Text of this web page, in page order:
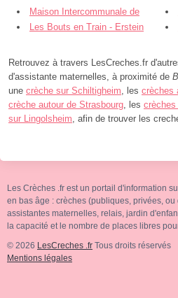
Maison Intercommunale de
l'Enfance - Très Grande Crèche -
Les Bouts en Train - Erstein
Retrouvez à travers LesCreches.fr
d'assistante maternelles, à proximité de
une crèche sur Schiltigheim, les crèches
crèche autour de Strasbourg, les crèches
sur Lingolsheim, afin de trouver les
Les Crèches .fr est un portail d'information
en bas âge : crèches (publiques, privées,
assistantes maternelles, relais, jardin
la capacité et le nombre de places libres
© 2026 LesCreches .fr Tous droits réservés
Mentions légales